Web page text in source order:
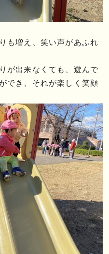
も増え、笑い声があふれ
が出来なくても、遊んで
でき、それが楽しく笑顔